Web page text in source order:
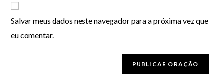
Salvar meus dados neste navegador para a próxima vez que
eu comentar.